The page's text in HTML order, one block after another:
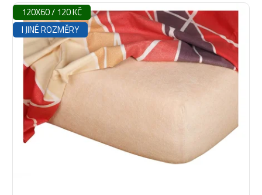
120X60 / 120 KČ
I JINÉ ROZMĚRY